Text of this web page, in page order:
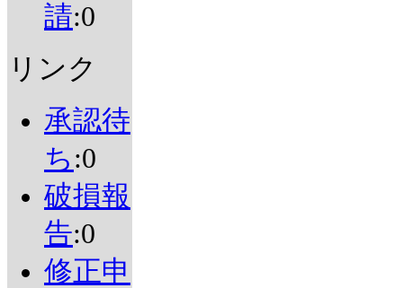
請:0
リンク
承認待
ち :0
破損報
告:0
修正申